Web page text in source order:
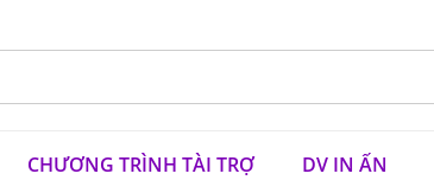
CHƯƠNG TRÌNH TÀI TRỢ DV IN ẤN